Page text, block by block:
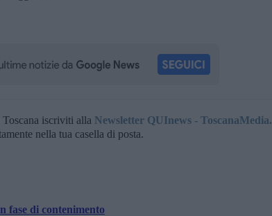
iscriviti alla Newsletter QUInews - ToscanaMedia.
nella tua casella di posta.
fase di contenimento